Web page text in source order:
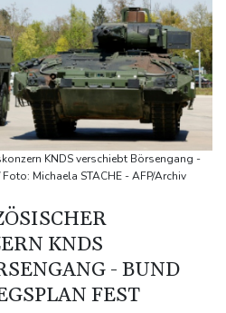
ausgebrochen - Dutzende
fordert dauerhafte Zulassung
Vorpommern: Zwei Tote
ein Kind im Straßenverkehr -
Drei Frauen sterben bei
Waldbrand in Kanada
Juni und Juli seit Beginn der
KNDS verschiebt Börsengang -
Michaela STACHE - AFP/Archiv
KNDS
- BUND
FEST